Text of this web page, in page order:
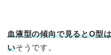
血液型の傾向で見るとO型
いそうです。